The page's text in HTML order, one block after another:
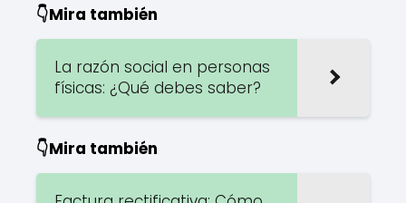
👇Mira también
La razón social en personas
físicas: ¿Qué debes saber?
👇Mira también